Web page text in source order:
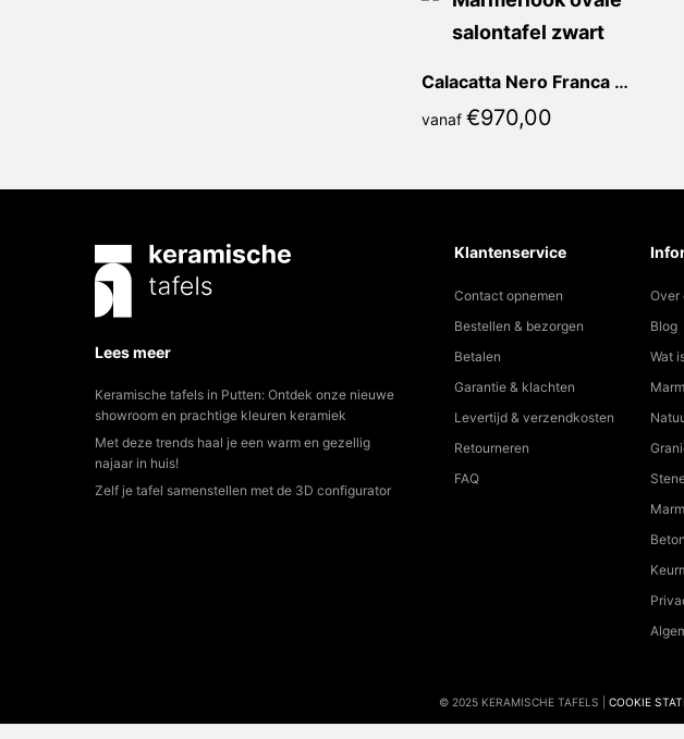
Calacatta Nero Franca Ovaal
vanaf €970,00
Lees meer
Keramische tafels in Putten: Ontdek onze nieuwe
showroom en prachtige kleuren keramiek
Met deze trends haal je een warm en gezellig
najaar in huis!
Zelf je tafel samenstellen met de 3D configurator
Klantenservice
Contact opnemen
Bestellen & bezorgen
Betalen
Garantie & klachten
Levertijd & verzendkosten
Retourneren
FAQ
Over
Blog
Wat
© 2025 KERAMISCHE TAFELS | COOKIE